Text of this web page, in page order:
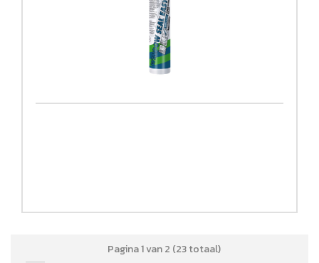
Pagina 1 van 2 (23 totaal)